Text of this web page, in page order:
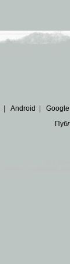
| Android | Google